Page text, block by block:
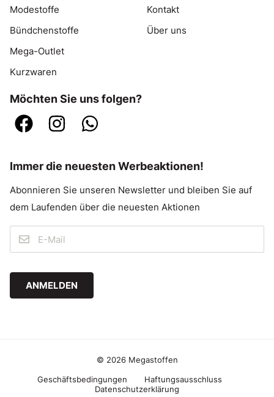
Modestoffe
Bündchenstoffe
Mega-Outlet
Kurzwaren
Kontakt
Über uns
Möchten Sie uns folgen?
Immer die neuesten Werbeaktionen!
Abonnieren Sie unseren Newsletter und bleiben Sie auf
dem Laufenden über die neuesten Aktionen
ANMELDEN
© 2026 Megastoffen
Geschäftsbedingungen
Haftungsausschluss
Datenschutzerklärung